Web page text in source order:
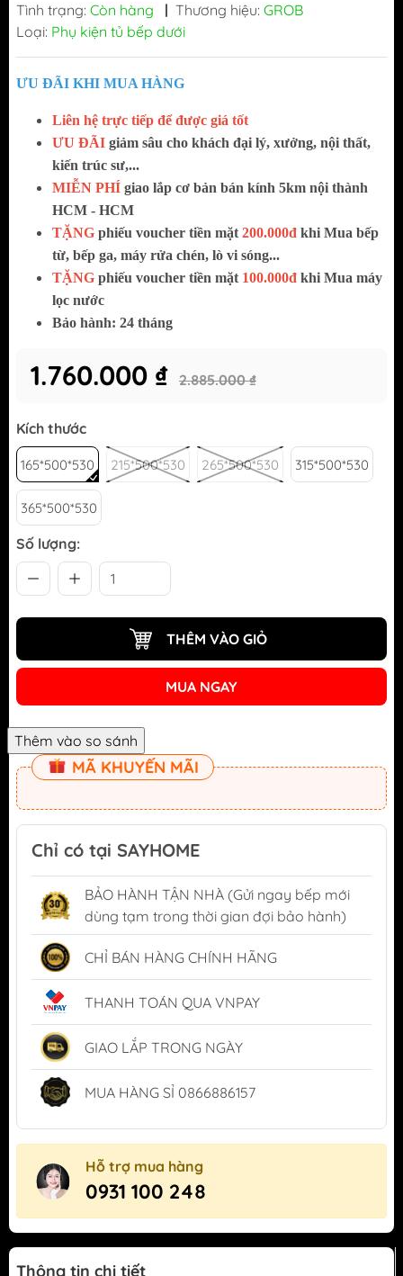
Tình trạng: Còn hàng | Thương hiệu: GROB
Loại: Phụ kiện tủ bếp dưới
ƯU ĐÃI KHI MUA HÀNG
Liên hệ trực tiếp để được giá tốt
ƯU ĐÃI giảm sâu cho khách đại lý, xưởng, nội thất,
kiến trúc sư,...
MIỄN PHÍ giao lắp cơ bản bán kính 5km nội thành
HCM - HCM
TẶNG phiếu voucher tiền mặt 200.000đ khi Mua bếp
từ, bếp ga, máy rửa chén, lò vi sóng...
TẶNG phiếu voucher tiền mặt 100.000đ khi Mua máy
lọc nước
Bảo hành: 24 tháng
1.760.000 ₫ 2.885.000 ₫
Kích thước
165*500*530 215*500*530 265*500*530 315*500*530
365*500*530
Số lượng:
THÊM VÀO GIỎ
MUA NGAY
MÃ KHUYẾN MÃI
Chỉ có tại SAYHOME
BẢO HÀNH TẬN NHÀ (Gửi ngay bếp mới
dùng tạm trong thời gian đợi bảo hành)
CHỈ BÁN HÀNG CHÍNH HÃNG
THANH TOÁN QUA VNPAY
GIAO LẮP TRONG NGÀY
MUA HÀNG SỈ 0866886157
Hỗ trợ mua hàng
0931 100 248
Thông tin chi tiết